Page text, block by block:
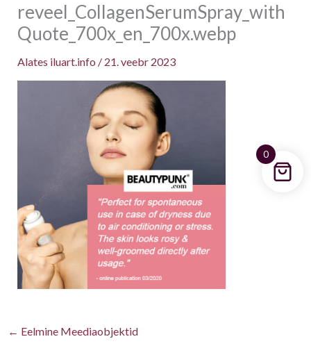
reveel_CollagenSerumSpray_with
Quote_700x_en_700x.webp
Alates iluart.info / 21. veebr 2023
← Eelmine Meediaobjektid
0